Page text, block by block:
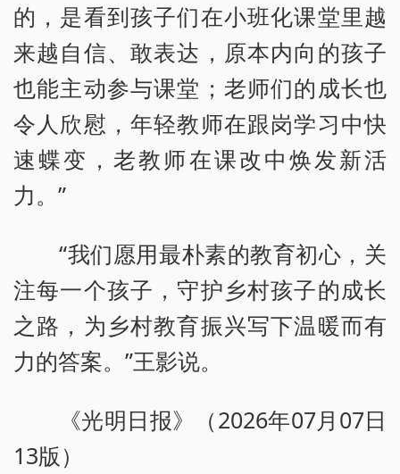
的，是看到孩子们在小班化课堂里越
来越自信、敢表达，原本内向的孩子
也能主动参与课堂；老师们的成长也
令人欣慰，年轻教师在跟岗学习中快
速蝶变，老教师在课改中焕发新活
力。”
“我们愿用最朴素的教育初心，关
注每一个孩子，守护乡村孩子的成长
之路，为乡村教育振兴写下温暖而有
力的答案。”王影说。
《光明日报》（2026年07月07日
13版）